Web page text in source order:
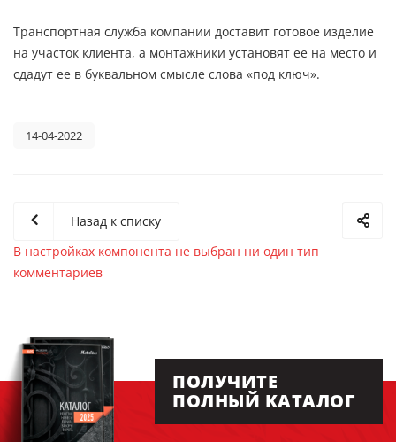
Транспортная служба компании доставит готовое изделие
на участок клиента, а монтажники установят ее на место и
сдадут ее в буквальном смысле слова «под ключ».
14-04-2022
Назад к списку
В настройках компонента не выбран ни один тип
комментариев
ПОЛУЧИТЕ
ПОЛНЫЙ КАТАЛОГ